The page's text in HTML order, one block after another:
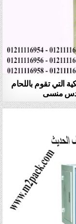
التي تقوم باللحام